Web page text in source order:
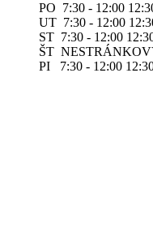
PO 7:30 - 12:00
UT 7:30 - 12:00
ST 7:30 - 12:00
ŠT
PI 7:30 - 12:00